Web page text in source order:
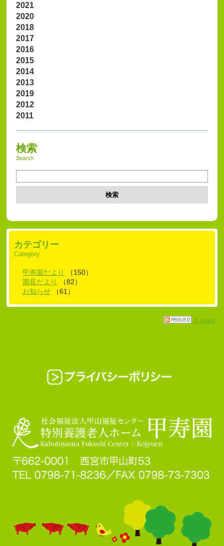
2021
2020
2018
2017
2016
2015
2014
2013
2019
2012
2011
検索
Search
検索
カテゴリー
Category
甲寿園だより
（150）
園長だより
（82）
お知らせ
（61）
[Login]